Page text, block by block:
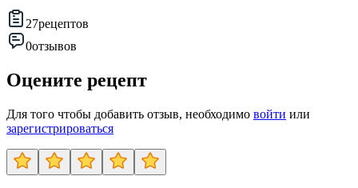
27рецептов
0отзывов
Оцените рецепт
Для того чтобы добавить отзыв, необходимо войти или
зарегистрироваться